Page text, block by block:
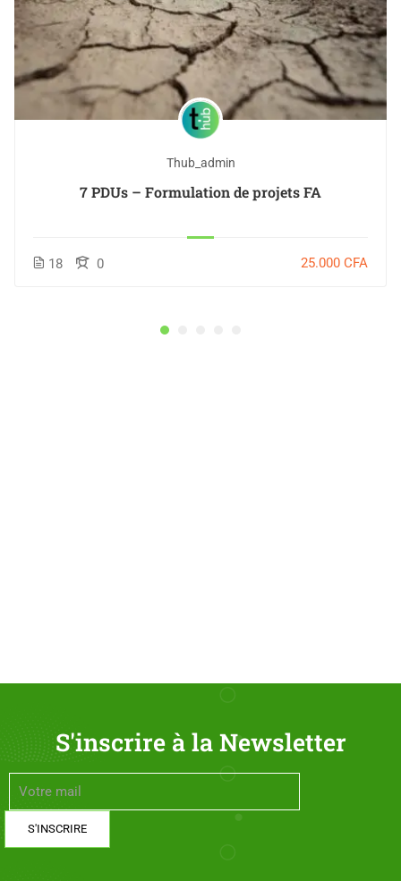
Thub_admin
7 PDUs – Formulation de projets FA
18 0 25.000 CFA
S'inscrire à la Newsletter